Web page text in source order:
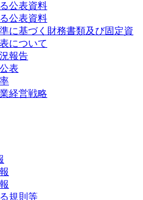
公表資料
公表資料
に基づく財務書類及び固定資
について
報告
表
経営戦略
規則等